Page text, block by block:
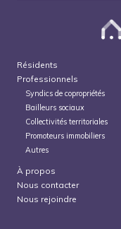
Résidents
Professionnels
Syndics de copropriétés
Bailleurs sociaux
Collectivités territoriales
Promoteurs immobiliers
Autres
À propos
Nous contacter
Nous rejoindre